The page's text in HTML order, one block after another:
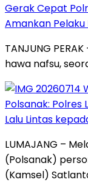
Gerak Cepat
Amankan
TANJUNG
hawa nafsu,
Polsanak:
Lalu Lintas
LUMAJANG –
(Polsanak)
(Kamsel)